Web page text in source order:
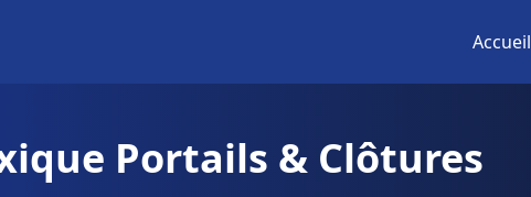
Accueil
Portails & Clôtures